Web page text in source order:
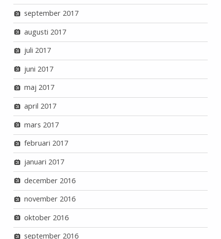
september 2017
augusti 2017
juli 2017
juni 2017
maj 2017
april 2017
mars 2017
februari 2017
januari 2017
december 2016
november 2016
oktober 2016
september 2016